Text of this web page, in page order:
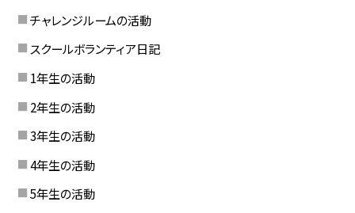
チャレンジルームの活動
スクールボランティア日記
1年生の活動
2年生の活動
3年生の活動
4年生の活動
5年生の活動